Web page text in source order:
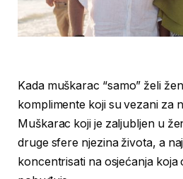
Kada muškarac “samo” želi
komplimente koji su vezani za
Muškarac koji je zaljubljen u
druge sfere njezina života, a
koncentrisati na osjećanja koja